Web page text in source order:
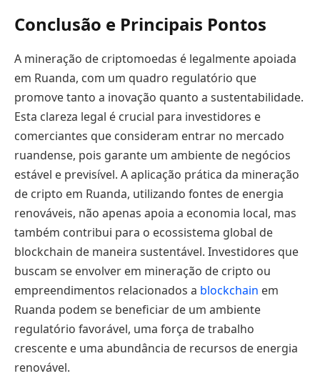
Conclusão e Principais Pontos
A mineração de criptomoedas é legalmente apoiada
em Ruanda, com um quadro regulatório que
promove tanto a inovação quanto a sustentabilidade.
Esta clareza legal é crucial para investidores e
comerciantes que consideram entrar no mercado
ruandense, pois garante um ambiente de negócios
estável e previsível. A aplicação prática da mineração
de cripto em Ruanda, utilizando fontes de energia
renováveis, não apenas apoia a economia local, mas
também contribui para o ecossistema global de
blockchain de maneira sustentável. Investidores que
buscam se envolver em mineração de cripto ou
empreendimentos relacionados a blockchain em
Ruanda podem se beneficiar de um ambiente
regulatório favorável, uma força de trabalho
crescente e uma abundância de recursos de energia
renovável.